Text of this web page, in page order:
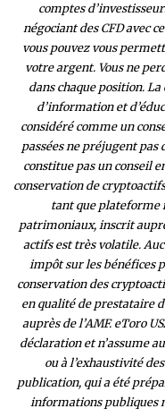
comptes
négociant des CFD avec
vous pouvez vous
votre argent. Vous ne
dans chaque position.
d’information et
considéré comme un
passées ne préjugent
constitue pas un conseil
conservation de
tant que plateforme
patrimoniaux, inscrit
actifs est très volatile.
impôt sur les bénéfices
conservation des
en qualité de prestataire
auprès de l’AMF. eToro
déclaration et n’assume
ou à l’exhaustivité
publication, qui a été
informations publiques